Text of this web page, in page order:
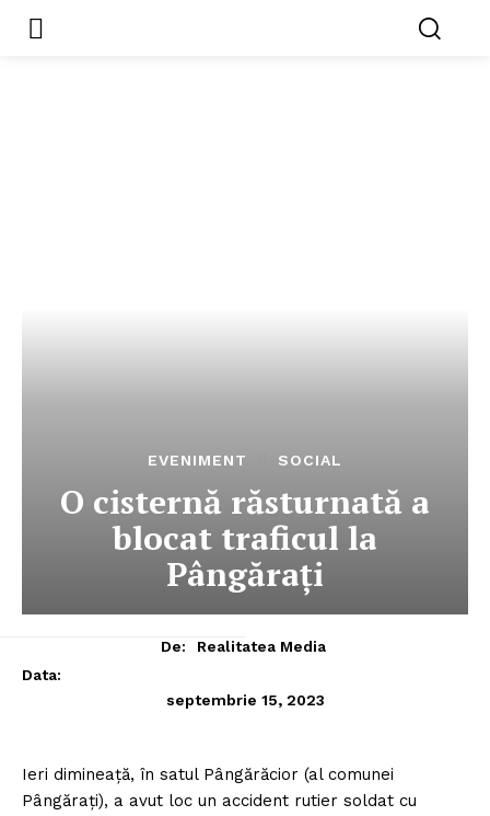
EVENIMENT SOCIAL
O cisternă răsturnată a
blocat traficul la
Pângăraţi
De:
Realitatea Media
Data:
septembrie 15, 2023
Ieri dimineaţă, în satul Pângărăcior (al comunei
Pângăraţi), a avut loc un accident rutier soldat cu